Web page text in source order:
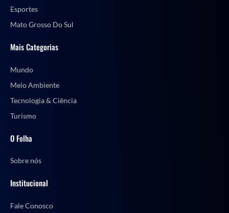
Esportes
Mato Grosso Do Sul
Mais Categorias
Mundo
Meio Ambiente
Tecnologia & Ciência
Turismo
O Folha
Sobre nós
Institucional
Fale Conosco